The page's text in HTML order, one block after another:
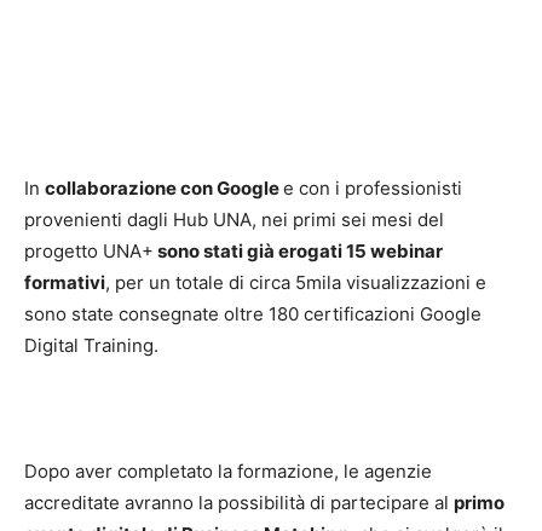
In collaborazione con Googlee con i professionisti
provenienti dagli Hub UNA, nei primi sei mesi del
progetto UNA+ sono stati già erogati 15 webinar
formativi, per un totale di circa 5mila visualizzazioni e
sono state consegnate oltre 180 certificazioni Google
Digital Training.
Dopo aver completato la formazione, le agenzie
accreditate avranno la possibilità di partecipare al primo